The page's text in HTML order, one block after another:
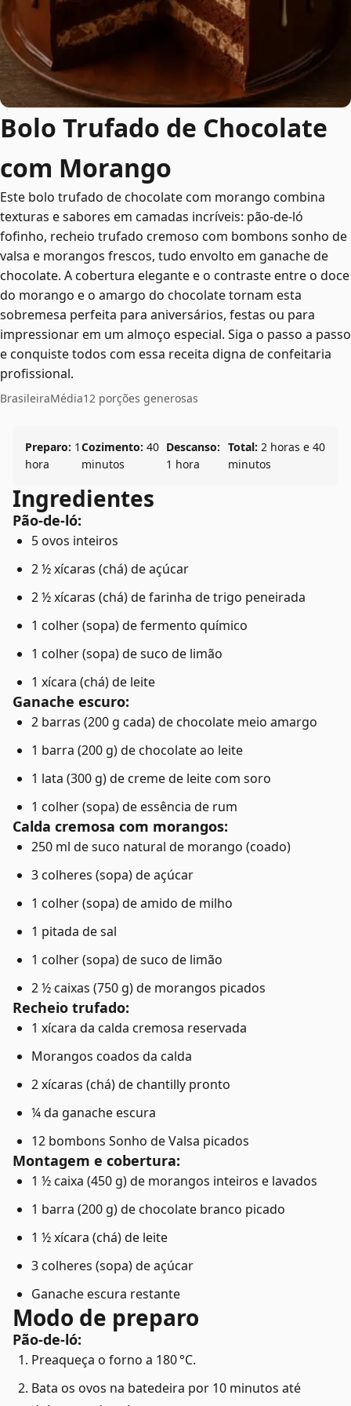
Bolo Trufado de Chocolate
com Morango
Este bolo trufado de chocolate com morango combina
texturas e sabores em camadas incríveis: pão-de-ló
fofinho, recheio trufado cremoso com bombons sonho de
valsa e morangos frescos, tudo envolto em ganache de
chocolate. A cobertura elegante e o contraste entre o doce
do morango e o amargo do chocolate tornam esta
sobremesa perfeita para aniversários, festas ou para
impressionar em um almoço especial. Siga o passo a passo
e conquiste todos com essa receita digna de confeitaria
profissional.
BrasileiraMédia12 porções generosas
Preparo: 1
hora
Cozimento: 40
minutos
Descanso:
1 hora
Total: 2 horas e 40
minutos
Ingredientes
Pão-de-ló:
5 ovos inteiros
2 ½ xícaras (chá) de açúcar
2 ½ xícaras (chá) de farinha de trigo peneirada
1 colher (sopa) de fermento químico
1 colher (sopa) de suco de limão
1 xícara (chá) de leite
Ganache escuro:
2 barras (200 g cada) de chocolate meio amargo
1 barra (200 g) de chocolate ao leite
1 lata (300 g) de creme de leite com soro
1 colher (sopa) de essência de rum
Calda cremosa com morangos:
250 ml de suco natural de morango (coado)
3 colheres (sopa) de açúcar
1 colher (sopa) de amido de milho
1 pitada de sal
1 colher (sopa) de suco de limão
2 ½ caixas (750 g) de morangos picados
Recheio trufado:
1 xícara da calda cremosa reservada
Morangos coados da calda
2 xícaras (chá) de chantilly pronto
¼ da ganache escura
12 bombons Sonho de Valsa picados
Montagem e cobertura:
1 ½ caixa (450 g) de morangos inteiros e lavados
1 barra (200 g) de chocolate branco picado
1 ½ xícara (chá) de leite
3 colheres (sopa) de açúcar
Ganache escura restante
Modo de preparo
Pão-de-ló:
Preaqueça o forno a 180 °C.
Bata os ovos na batedeira por 10 minutos até